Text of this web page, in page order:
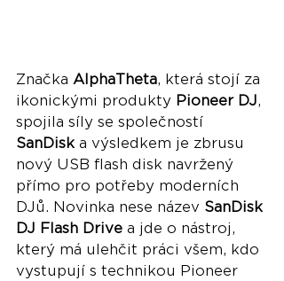
Značka AlphaTheta, která stojí za
ikonickými produkty Pioneer DJ,
spojila síly se společností
SanDisk a výsledkem je zbrusu
nový USB flash disk navržený
přímo pro potřeby moderních
DJů. Novinka nese název SanDisk
DJ Flash Drive a jde o nástroj,
který má ulehčit práci všem, kdo
vystupují s technikou Pioneer